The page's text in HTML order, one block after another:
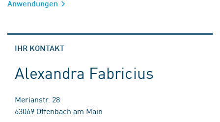
Anwendungen
IHR KONTAKT
Alexandra Fabricius
Merianstr. 28
63069 Offenbach am Main